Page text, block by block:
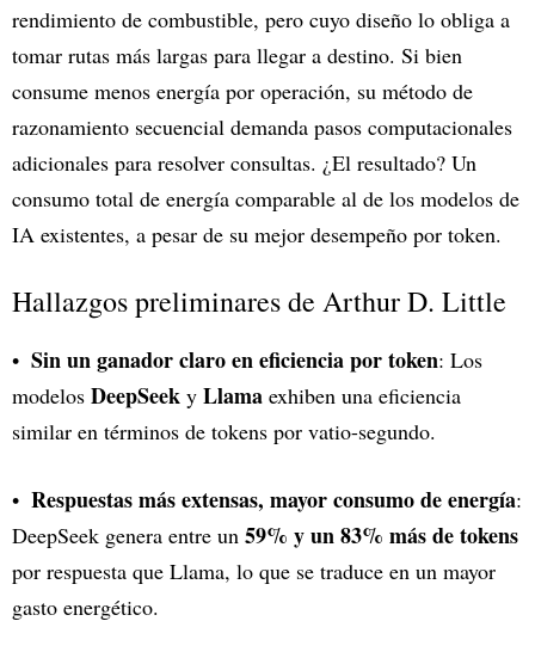
rendimiento de combustible, pero cuyo diseño lo obliga a
tomar rutas más largas para llegar a destino. Si bien
consume menos energía por operación, su método de
razonamiento secuencial demanda pasos computacionales
adicionales para resolver consultas. ¿El resultado? Un
consumo total de energía comparable al de los modelos de
IA existentes, a pesar de su mejor desempeño por token.
Hallazgos preliminares de Arthur D. Little
Sin un ganador claro en eficiencia por token: Los
modelos DeepSeek y Llama exhiben una eficiencia
similar en términos de tokens por vatio-segundo.
Respuestas más extensas, mayor consumo de energía:
DeepSeek genera entre un 59% y un 83% más de tokens
por respuesta que Llama, lo que se traduce en un mayor
gasto energético.